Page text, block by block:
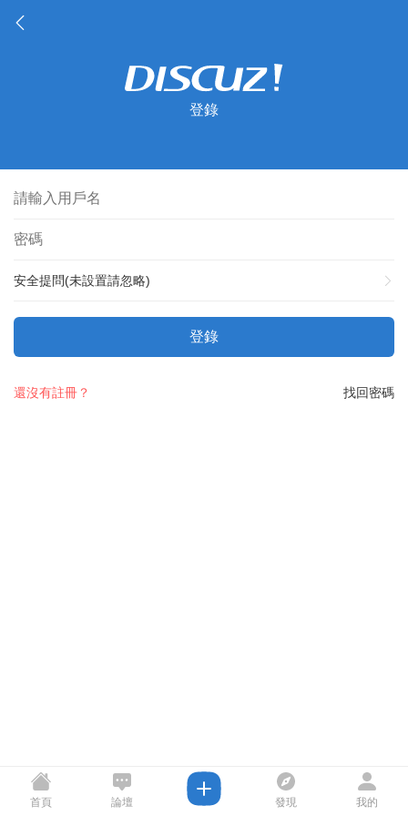
登錄
安全提問(未設置請忽略)
登錄
找回密碼
還沒有註冊？
首頁 論壇 發現 我的